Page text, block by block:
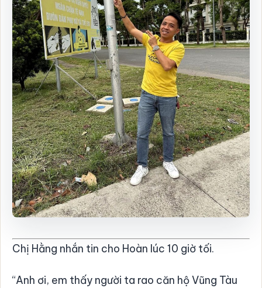
Chị Hằng nhắn tin cho Hoàn lúc 10 giờ tối.
“Anh ơi, em thấy người ta rao căn hộ Vũng Tàu